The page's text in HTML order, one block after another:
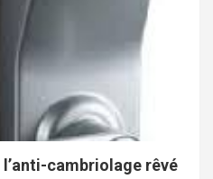
cambriolage rêvé